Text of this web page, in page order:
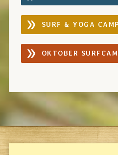
SURF & YOGA CAMP
OKTOBER